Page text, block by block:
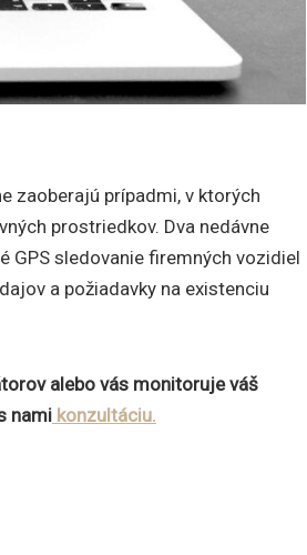
zaoberajú prípadmi, v ktorých
prostriedkov. Dva nedávne
GPS sledovanie firemných vozidiel
a požiadavky na existenciu
alebo vás monitoruje váš
nami konzultáciu.